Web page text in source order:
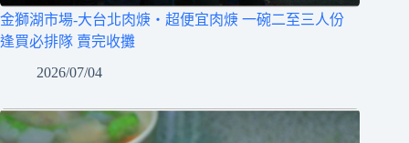
金獅湖市場-大台北肉焿‧超便宜肉焿 一碗二至三人份
逢買必排隊 賣完收攤
2026/07/04